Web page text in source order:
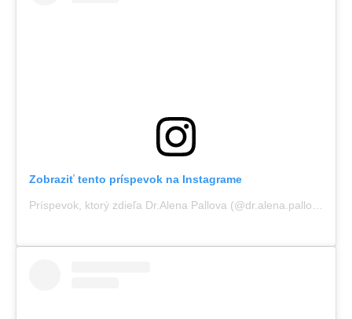
Zobraziť tento príspevok na Instagrame
Príspevok, ktorý zdieľa Dr.Alena Pallova (@dr.alena.pallova)